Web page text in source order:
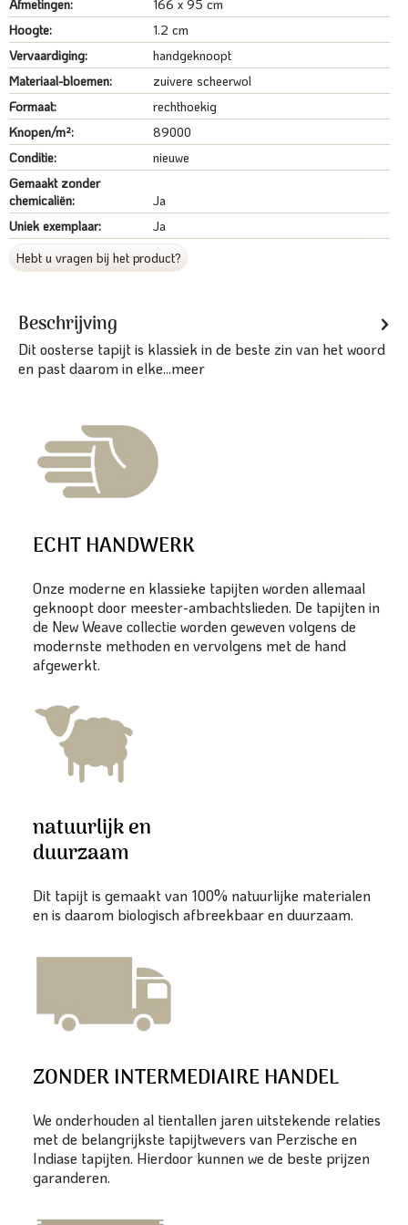
Afmetingen:
166 x 95 cm
Hoogte:
1.2 cm
Vervaardiging:
handgeknoopt
Materiaal-bloemen:
zuivere scheerwol
Formaat:
rechthoekig
Knopen/m²:
89000
Conditie:
nieuwe
Gemaakt zonder
chemicaliën:
Ja
Uniek exemplaar:
Ja
Hebt u vragen bij het product?
Beschrijving
Dit oosterse tapijt is klassiek in de beste zin van het woord
en past daarom in elke...meer
ECHT HANDWERK
Onze moderne en klassieke tapijten worden allemaal
geknoopt door meester-ambachtslieden. De tapijten in
de New Weave collectie worden geweven volgens de
modernste methoden en vervolgens met de hand
afgewerkt.
natuurlijk en
duurzaam
Dit tapijt is gemaakt van 100% natuurlijke materialen
en is daarom biologisch afbreekbaar en duurzaam.
ZONDER INTERMEDIAIRE HANDEL
We onderhouden al tientallen jaren uitstekende relaties
met de belangrijkste tapijtwevers van Perzische en
Indiase tapijten. Hierdoor kunnen we de beste prijzen
garanderen.